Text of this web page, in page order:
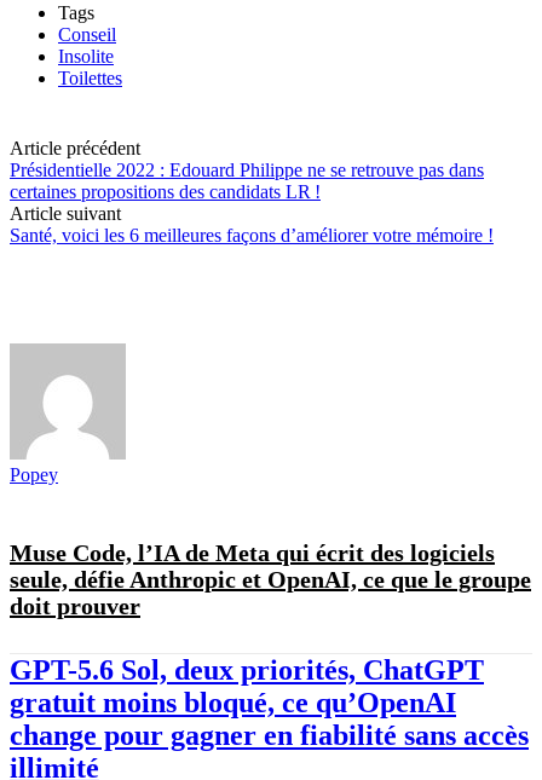
Tags
Conseil
Insolite
Toilettes
Article précédent
Présidentielle 2022 : Edouard Philippe ne se retrouve pas dans
certaines propositions des candidats LR !
Article suivant
Santé, voici les 6 meilleures façons d’améliorer votre mémoire !
Popey
Muse Code, l’IA de Meta qui écrit des logiciels
seule, défie Anthropic et OpenAI, ce que le groupe
doit prouver
GPT-5.6 Sol, deux priorités, ChatGPT
gratuit moins bloqué, ce qu’OpenAI
change pour gagner en fiabilité sans accès
illimité